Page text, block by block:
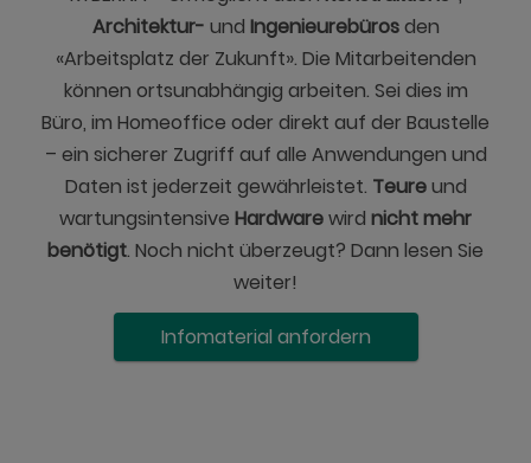
Architektur- und Ingenieurebürosden
«Arbeitsplatz der Zukunft». Die Mitarbeitenden
können ortsunabhängig arbeiten. Sei dies im
Büro, im Homeoffice oder direkt auf der Baustelle
– ein sicherer Zugriff auf alle Anwendungen und
Daten ist jederzeit gewährleistet. Teureund
wartungsintensive Hardwarewird nicht mehr
benötigt. Noch nicht überzeugt? Dann lesen Sie
weiter!
Infomaterial anfordern